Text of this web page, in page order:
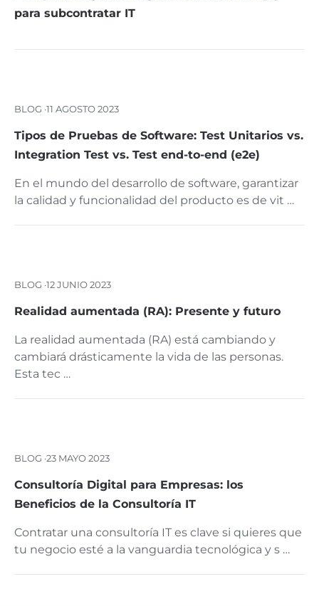
para subcontratar IT
BLOG ·11 AGOSTO 2023
Tipos de Pruebas de Software: Test Unitarios vs.
Integration Test vs. Test end-to-end (e2e)
En el mundo del desarrollo de software, garantizar
la calidad y funcionalidad del producto es de vit …
BLOG ·12 JUNIO 2023
Realidad aumentada (RA): Presente y futuro
La realidad aumentada (RA) está cambiando y
cambiará drásticamente la vida de las personas.
Esta tec …
BLOG ·23 MAYO 2023
Consultoría Digital para Empresas: los
Beneficios de la Consultoría IT
Contratar una consultoría IT es clave si quieres que
tu negocio esté a la vanguardia tecnológica y s …